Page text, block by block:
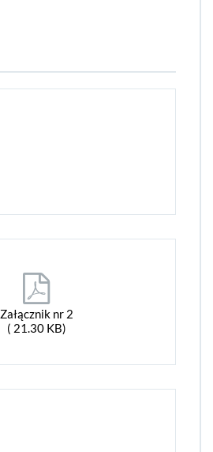
Załącznik nr 2
( 21.30 KB)